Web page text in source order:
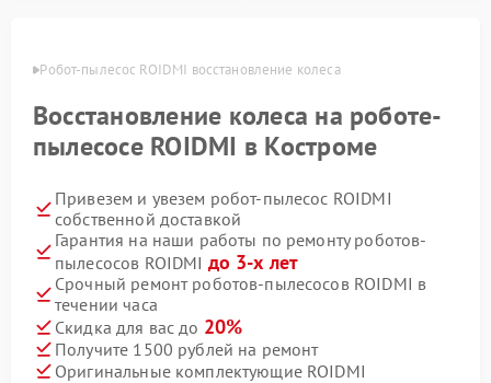
Робот-пылесос ROIDMI восстановление колеса
Восстановление колеса на роботе-
пылесосе ROIDMI в Костроме
Привезем и увезем робот-пылесос ROIDMI
собственной доставкой
Гарантия на наши работы по ремонту роботов-
пылесосов ROIDMI до 3-х лет
Срочный ремонт роботов-пылесосов ROIDMI в
течении часа
Скидка для вас до 20%
Получите 1500 рублей на ремонт
Оригинальные комплектующие ROIDMI